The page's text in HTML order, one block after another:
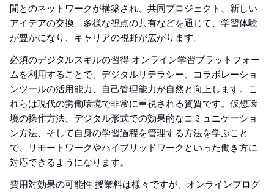
間とのネットワークが構築され、共同プロジェクト、新しい
アイデアの交換、多様な視点の共有などを通じて、学習体験
が豊かになり、キャリアの視野が広がります。
必須のデジタルスキルの習得 オンライン学習プラットフォー
ムを利用することで、デジタルリテラシー、コラボレーショ
ンツールの活用能力、自己管理能力が自然と向上します。こ
れらは現代の労働環境で非常に重視される資質です。仮想環
境の操作方法、デジタル形式での効果的なコミュニケーショ
ン方法、そして自身の学習過程を管理する方法を学ぶこと
で、リモートワークやハイブリッドワークといった働き方に
対応できるようになります。
費用対効果の可能性 授業料は様々ですが、オンラインプログ